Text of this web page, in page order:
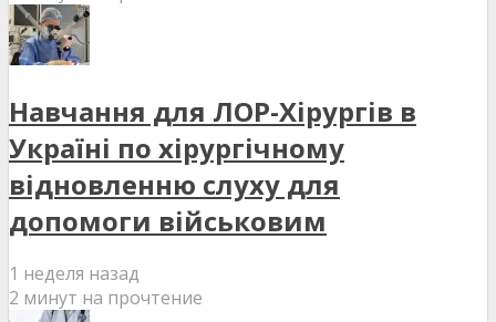
Навчання для ЛОР-Хірургів в
Україні по хірургічному
відновленню слуху для
допомоги військовим
1 неделя назад
2 минут на прочтение